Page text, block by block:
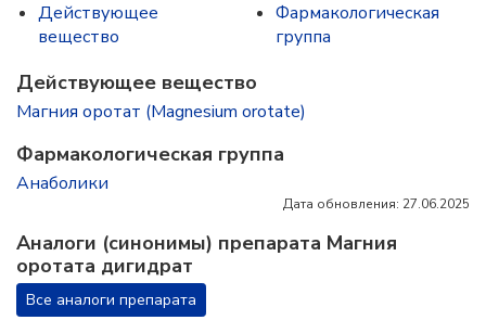
Действующее
вещество
Фармакологическая
группа
Действующее вещество
Магния оротат (Magnesium orotate)
Фармакологическая группа
Анаболики
Дата обновления: 27.06.2025
Аналоги (синонимы) препарата Магния
оротата дигидрат
Все аналоги препарата